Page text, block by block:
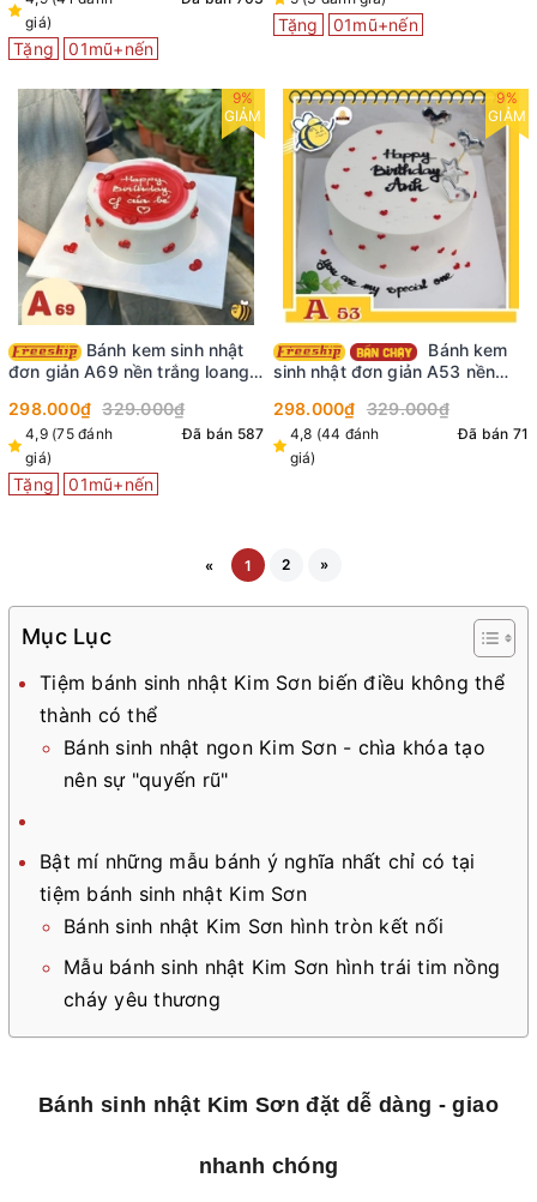
giá)
Tặng 01mũ+nến
Tặng 01mũ+nến
9%
GIẢM
Bánh kem sinh nhật
đơn giản A69 nền trắng loang
nho nhỏ xinh xinh
298.000₫ 329.000₫
4,9 (75 đánh
giá)
Đã bán 587
Tặng 01mũ+nến
9%
GIẢM
sinh nhật đơn giản A53 nền
phụ kiện lấp lánh
298.000₫ 329.000₫
4,8 (44 đánh
giá)
Đã bán 71
« 1 2 »
Mục Lục
Tiệm bánh sinh nhật Kim Sơn biến điều không thể
thành có thể
Bánh sinh nhật ngon Kim Sơn - chìa khóa tạo
nên sự "quyến rũ"
Bật mí những mẫu bánh ý nghĩa nhất chỉ có tại
tiệm bánh sinh nhật Kim Sơn
Bánh sinh nhật Kim Sơn hình tròn kết nối
Mẫu bánh sinh nhật Kim Sơn hình trái tim nồng
cháy yêu thương
Bánh sinh nhật Kim Sơn đặt dễ dàng - giao
nhanh chóng